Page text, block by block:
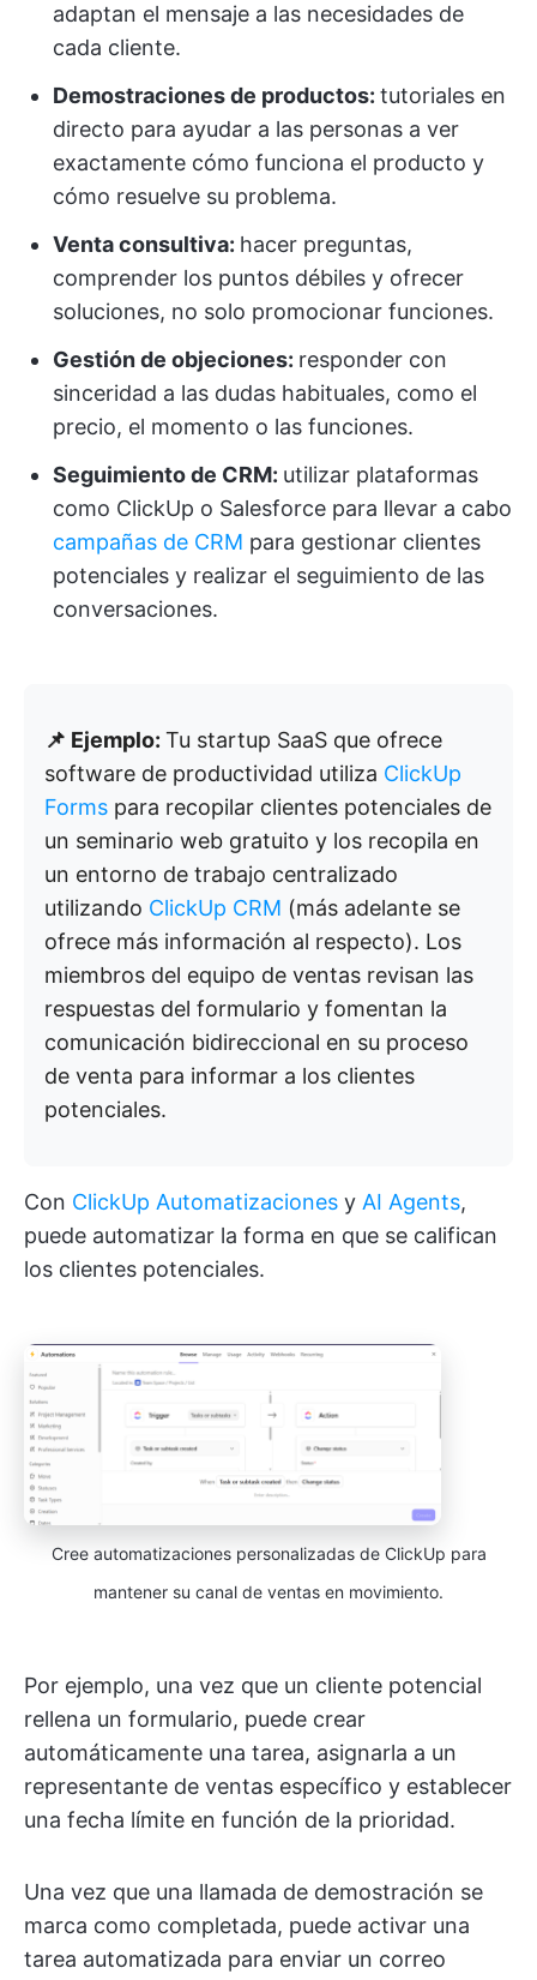
adaptan el mensaje a las necesidades de
cada cliente.
Demostraciones de productos: tutoriales en
directo para ayudar a las personas a ver
exactamente cómo funciona el producto y
cómo resuelve su problema.
Venta consultiva: hacer preguntas,
comprender los puntos débiles y ofrecer
soluciones, no solo promocionar funciones.
Gestión de objeciones: responder con
sinceridad a las dudas habituales, como el
precio, el momento o las funciones.
Seguimiento de CRM: utilizar plataformas
como ClickUp o Salesforce para llevar a cabo
campañas de CRM para gestionar clientes
potenciales y realizar el seguimiento de las
conversaciones.
📌 Ejemplo: Tu startup SaaS que ofrece
software de productividad utiliza ClickUp
Forms para recopilar clientes potenciales de
un seminario web gratuito y los recopila en
un entorno de trabajo centralizado
utilizando ClickUp CRM (más adelante se
ofrece más información al respecto). Los
miembros del equipo de ventas revisan las
respuestas del formulario y fomentan la
comunicación bidireccional en su proceso
de venta para informar a los clientes
potenciales.
Con ClickUp Automatizaciones y AI Agents,
puede automatizar la forma en que se califican
los clientes potenciales.
Cree automatizaciones personalizadas de ClickUp para
mantener su canal de ventas en movimiento.
Por ejemplo, una vez que un cliente potencial
rellena un formulario, puede crear
automáticamente una tarea, asignarla a un
representante de ventas específico y establecer
una fecha límite en función de la prioridad.
Una vez que una llamada de demostración se
marca como completada, puede activar una
tarea automatizada para enviar un correo